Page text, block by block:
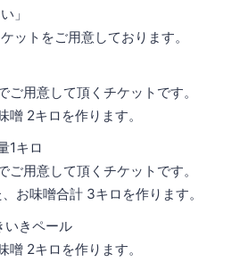
」
ットをご用意しております。
ご用意して頂くチケットです。
噌 2キロを作ります。
1キロ
ご用意して頂くチケットです。
お味噌合計 3キロを作ります。
いきペール
噌 2キロを作ります。